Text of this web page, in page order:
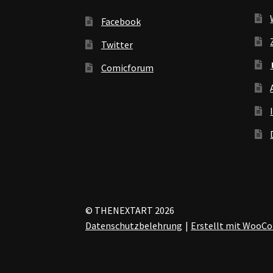
Facebook
Twitter
Comicforum
© THENEXTART 2026
Datenschutzbelehrung
Erstellt mit